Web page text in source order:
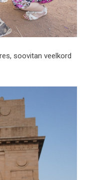
soovitan veelkord